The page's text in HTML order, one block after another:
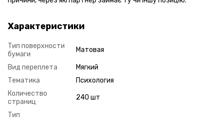
Характеристики
Тип поверхности
бумаги
Матовая
Вид переплета
Мягкий
Тематика
Психология
Количество
страниц
240 шт
Тип